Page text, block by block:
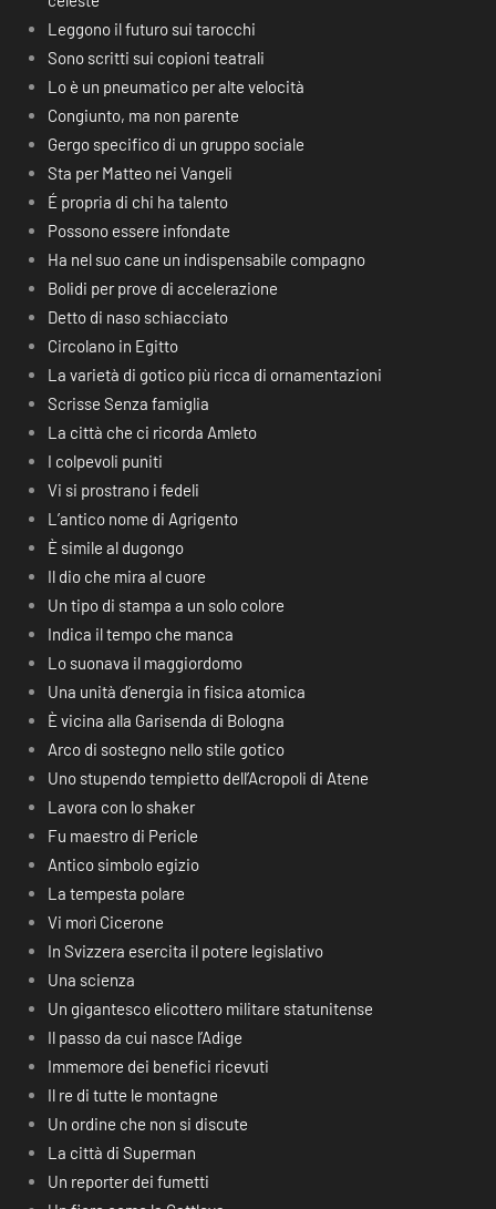
Leggono il futuro sui tarocchi
Sono scritti sui copioni teatrali
Lo è un pneumatico per alte velocità
Congiunto, ma non parente
Gergo specifico di un gruppo sociale
Sta per Matteo nei Vangeli
É propria di chi ha talento
Possono essere infondate
Ha nel suo cane un indispensabile compagno
Bolidi per prove di accelerazione
Detto di naso schiacciato
Circolano in Egitto
La varietà di gotico più ricca di ornamentazioni
Scrisse Senza famiglia
La città che ci ricorda Amleto
I colpevoli puniti
Vi si prostrano i fedeli
L’antico nome di Agrigento
È simile al dugongo
Il dio che mira al cuore
Un tipo di stampa a un solo colore
Indica il tempo che manca
Lo suonava il maggiordomo
Una unità d’energia in fisica atomica
È vicina alla Garisenda di Bologna
Arco di sostegno nello stile gotico
Uno stupendo tempietto dell’Acropoli di Atene
Lavora con lo shaker
Fu maestro di Pericle
Antico simbolo egizio
La tempesta polare
Vi morì Cicerone
In Svizzera esercita il potere legislativo
Una scienza
Un gigantesco elicottero militare statunitense
Il passo da cui nasce l’Adige
Immemore dei benefici ricevuti
Il re di tutte le montagne
Un ordine che non si discute
La città di Superman
Un reporter dei fumetti